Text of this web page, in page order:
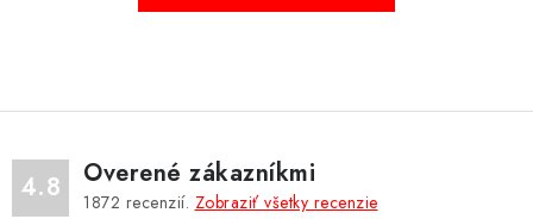
AUTO MOTO
EXKLUZÍVNE ZNAČKY
4.8 Overené zákazníkmi
1872 recenzií. Zobraziť všetky recenzie